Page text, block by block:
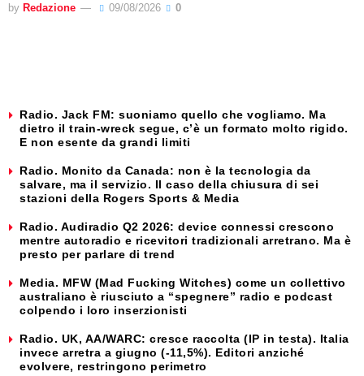
by Redazione 09/08/2026 0
Radio. Jack FM: suoniamo quello che vogliamo. Ma
dietro il train-wreck segue, c’è un formato molto rigido.
E non esente da grandi limiti
Radio. Monito da Canada: non è la tecnologia da
salvare, ma il servizio. Il caso della chiusura di sei
stazioni della Rogers Sports & Media
Radio. Audiradio Q2 2026: device connessi crescono
mentre autoradio e ricevitori tradizionali arretrano. Ma è
presto per parlare di trend
Media. MFW (Mad Fucking Witches) come un collettivo
australiano è riusciuto a “spegnere” radio e podcast
colpendo i loro inserzionisti
Radio. UK, AA/WARC: cresce raccolta (IP in testa). Italia
invece arretra a giugno (-11,5%). Editori anziché
evolvere, restringono perimetro